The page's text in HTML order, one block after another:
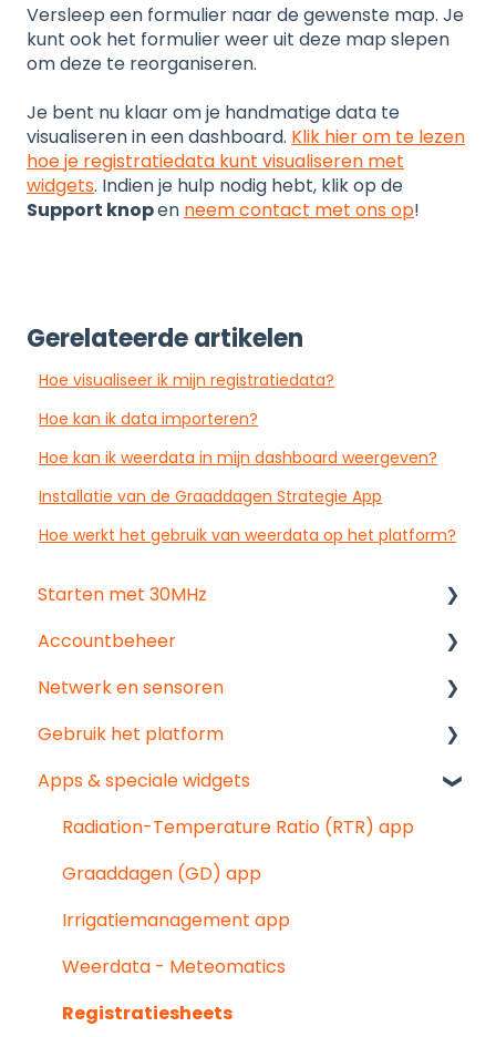
Versleep een formulier naar de gewenste map. Je
kunt ook het formulier weer uit deze map slepen
om deze te reorganiseren.
Je bent nu klaar om je handmatige data te
visualiseren in een dashboard. Klik hier om te lezen
hoe je registratiedata kunt visualiseren met
widgets. Indien je hulp nodig hebt, klik op de
Support knopen neem contact met ons op!
Gerelateerde artikelen
Hoe visualiseer ik mijn registratiedata?
Hoe kan ik data importeren?
Hoe kan ik weerdata in mijn dashboard weergeven?
Installatie van de Graaddagen Strategie App
Hoe werkt het gebruik van weerdata op het platform?
Starten met 30MHz
Begin hier!
Dashboards maken
Accountbeheer
Start hier
Gebruiker & organisatie instellingen
Groepen
Netwerk en sensoren
Begin hier
Probleemoplossing
Pointed Micro Climate sensor
PAR sensor
Bodemvochtsensoren
Geventileerde temperatuur &
Gebruik het platform
Data analyseren
Delen en communiceren
Probleemoplossing
Exporteren
Notificaties
Apps & speciale widgets
Radiation-Temperature Ratio (RTR) app
Graaddagen (GD) app
Irrigatiemanagement app
Weerdata - Meteomatics
Registratiesheets